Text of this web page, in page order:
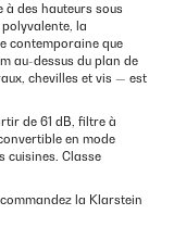
à des hauteurs sous
la
contemporaine que
au-dessus du plan de
chevilles et vis — est
de 61 dB, filtre à
en mode
cuisines. Classe
la Klarstein